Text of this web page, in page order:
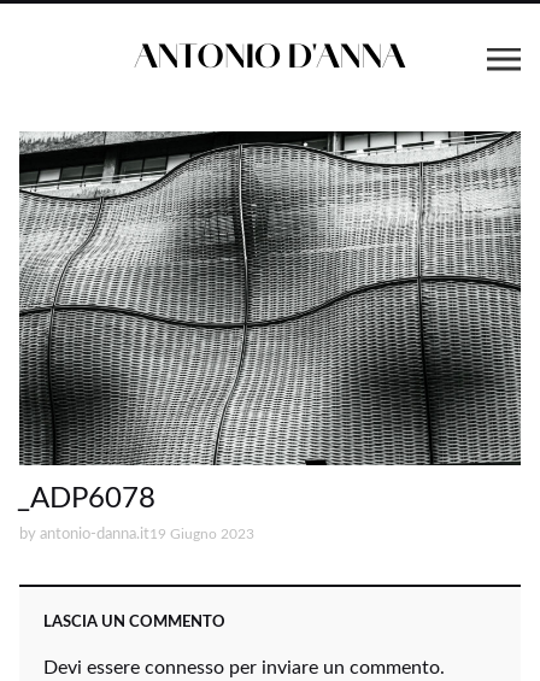
_ADP6078
by antonio-danna.it19 Giugno 2023
LASCIA UN COMMENTO
Devi essere connesso per inviare un commento.